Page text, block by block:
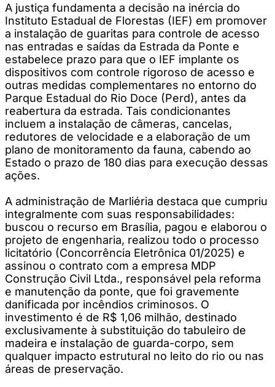
A justiça fundamenta a decisão na inércia do
Instituto Estadual de Florestas (IEF) em promover
a instalação de guaritas para controle de acesso
nas entradas e saídas da Estrada da Ponte e
estabelece prazo para que o IEF implante os
dispositivos com controle rigoroso de acesso e
outras medidas complementares no entorno do
Parque Estadual do Rio Doce (Perd), antes da
reabertura da estrada. Tais condicionantes
incluem a instalação de câmeras, cancelas,
redutores de velocidade e a elaboração de um
plano de monitoramento da fauna, cabendo ao
Estado o prazo de 180 dias para execução dessas
ações.
A administração de Marliéria destaca que cumpriu
integralmente com suas responsabilidades:
buscou o recurso em Brasília, pagou e elaborou o
projeto de engenharia, realizou todo o processo
licitatório (Concorrência Eletrônica 01/2025) e
assinou o contrato com a empresa MDP
Construção Civil Ltda., responsável pela reforma
e manutenção da ponte, que foi gravemente
danificada por incêndios criminosos. O
investimento é de R$ 1,06 milhão, destinado
exclusivamente à substituição do tabuleiro de
madeira e instalação de guarda-corpo, sem
qualquer impacto estrutural no leito do rio ou nas
áreas de preservação.